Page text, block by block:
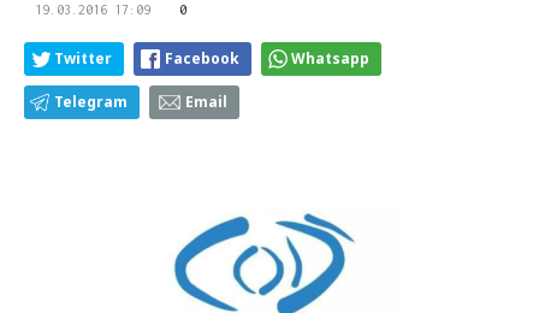
19.03.2016 17:09 0
Twitter Facebook Whatsapp
Telegram Email